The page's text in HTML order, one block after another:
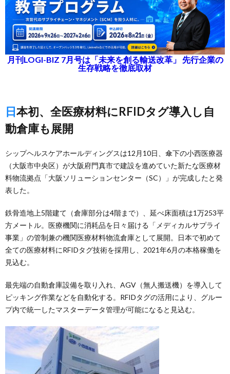
月刊LOGI-BIZ 7月号は「未来を創る輸送改革」 先行企業の
生存戦略を徹底取材
日本初、全医療材料にRFIDタグ導入し自
動倉庫も展開
シップヘルスケアホールディングスは12月10日、傘下の小西医療器
（大阪市中央区）が大阪府門真市で建設を進めていた新たな医療材
料物流拠点「大阪ソリューションセンター（SC）」が完成したと発
表した。
鉄骨造地上5階建て（倉庫部分は4階まで）、延べ床面積は1万253平
方メートル。医療機関に消耗品を日々届ける「メディカルサプライ
事業」の管制兼の機関医療材料物流倉庫として展開。日本で初めて
全ての医療材料にRFIDタグ技術を採用し、2021年6月の本格稼働を
見込む。
最先端の自動倉庫設備を取り入れ、AGV（無人搬送機）を導入して
ピッキング作業などを自動化する。RFIDタグの活用により、グルー
プ内で統一したマスターデータ管理が可能になると見込む。